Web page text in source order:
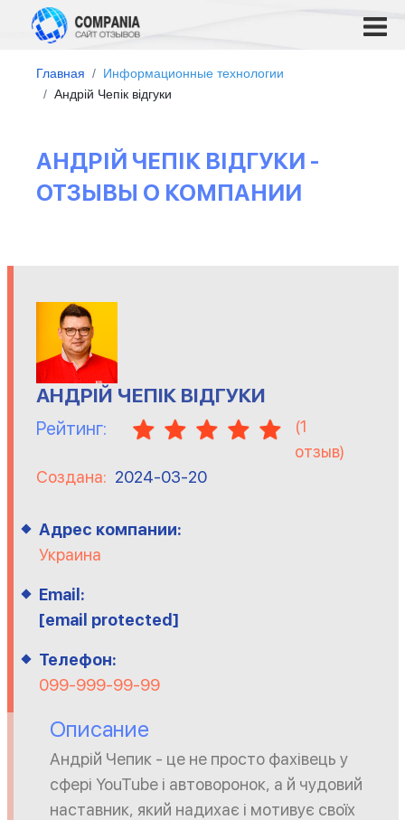
Главная
Информационные технологии
Андрій Чепік відгуки
АНДРІЙ ЧЕПІК ВІДГУКИ -
ОТЗЫВЫ О КОМПАНИИ
АНДРІЙ ЧЕПІК ВІДГУКИ
Рейтинг: (1
отзыв)
Создана: 2024-03-20
Адрес компании:
Украина
Email:
[email protected]
Телефон:
099-999-99-99
Описание
Андрій Чепик - це не просто фахівець у
сфері YouTube і автоворонок, а й чудовий
наставник, який надихає і мотивує своїх